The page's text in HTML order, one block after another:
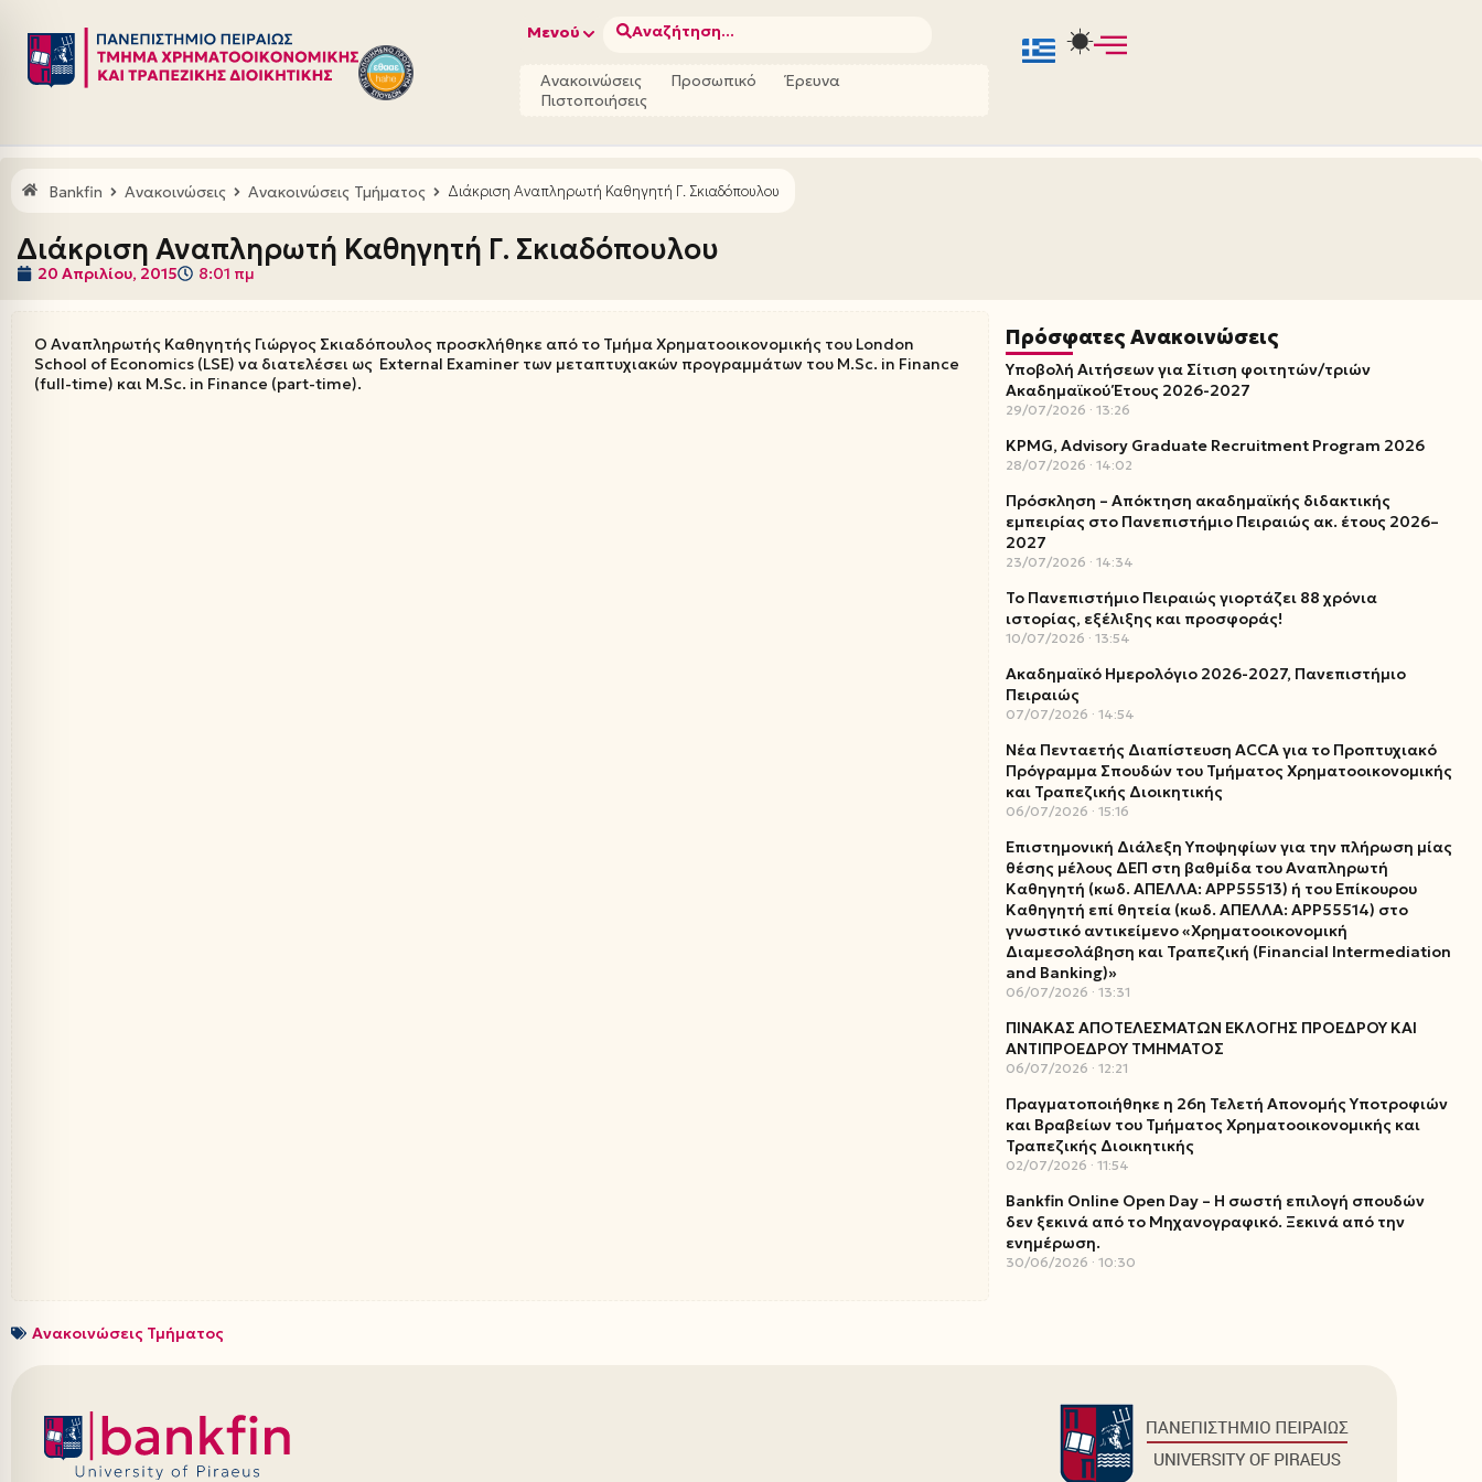
Μεταπηδήστε
στο
Μενού Αναζήτηση...
Ανακοινώσεις Προσωπικό
Έρευνα
Πιστοποιήσεις
Bankfin Ανακοινώσεις Ανακοινώσεις Τμήματος Διάκριση Αναπληρωτή Καθηγητή Γ. Σκιαδόπουλ​ου
Διάκριση Αναπληρωτή Καθηγητή Γ. Σκιαδόπουλ​ου
20 Απριλίου, 2015 8:01 πμ
O Αναπληρωτής Καθηγητής Γιώργος Σκιαδόπουλος προσκλήθηκε από το Τμήμα Χρηματοοικονομικής του London
School of Economics (LSE) να διατελέσει ως External Examiner των μεταπτυχιακών προγραμμάτων του M.Sc. in Finance
(full-time) και M.Sc. in Finance (part-time).
Πρόσφατες Ανακοινώσεις
Υποβολή Αιτήσεων για Σίτιση φοιτητών/τριών
Ακαδημαϊκού Έτους 2026-2027
29/07/2026 13:26
KPMG, Advisory Graduate Recruitment Program 2026
28/07/2026 14:02
Πρόσκληση – Απόκτηση ακαδημαϊκής διδακτικής
εμπειρίας στο Πανεπιστήμιο Πειραιώς ακ. έτους 2026–
2027
23/07/2026 14:34
Το Πανεπιστήμιο Πειραιώς γιορτάζει 88 χρόνια
ιστορίας, εξέλιξης και προσφοράς!
10/07/2026 13:54
Ακαδημαϊκό Ημερολόγιο 2026-2027, Πανεπιστήμιο
Πειραιώς
07/07/2026 14:54
Νέα Πενταετής Διαπίστευση ACCA για το Προπτυχιακό
Πρόγραμμα Σπουδών του Τμήματος Χρηματοοικονομικής
και Τραπεζικής Διοικητικής
06/07/2026 15:16
Επιστημονική Διάλεξη Υποψηφίων για την πλήρωση μίας
θέσης μέλους ΔΕΠ στη βαθμίδα του Αναπληρωτή
Καθηγητή (κωδ. ΑΠΕΛΛΑ: ΑΡΡ55513) ή του Επίκουρου
Καθηγητή επί θητεία (κωδ. ΑΠΕΛΛΑ: ΑΡΡ55514) στο
γνωστικό αντικείμενο «Χρηματοοικονομική
Διαμεσολάβηση και Τραπεζική (Financial Intermediation
and Banking)»
06/07/2026 13:31
ΠΙΝΑΚΑΣ ΑΠΟΤΕΛΕΣΜΑΤΩΝ ΕΚΛΟΓΗΣ ΠΡΟΕΔΡΟΥ ΚΑΙ
ΑΝΤΙΠΡΟΕΔΡΟΥ ΤΜΗΜΑΤΟΣ
06/07/2026 12:21
Πραγματοποιήθηκε η 26η Τελετή Απονομής Υποτροφιών
και Βραβείων του Τμήματος Χρηματοοικονομικής και
Τραπεζικής Διοικητικής
02/07/2026 11:54
Bankfin Online Open Day – Η σωστή επιλογή σπουδών
δεν ξεκινά από το Μηχανογραφικό. Ξεκινά από την
ενημέρωση.
30/06/2026 10:30
Ανακοινώσεις Τμήματος